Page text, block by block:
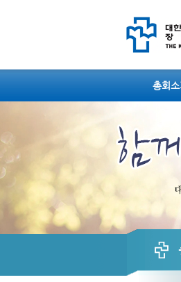
총회소
Sketchbook5, 스
Sketchbook5, 스
Sketchbook5, 스
Sketchbook5, 스